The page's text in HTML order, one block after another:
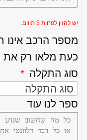
יש להזין לפחות 5 תווים.
מספר הרכב אינו
כעת מלאו רק את
סוג התקלה
סוג התקלה
ספר לנו עוד